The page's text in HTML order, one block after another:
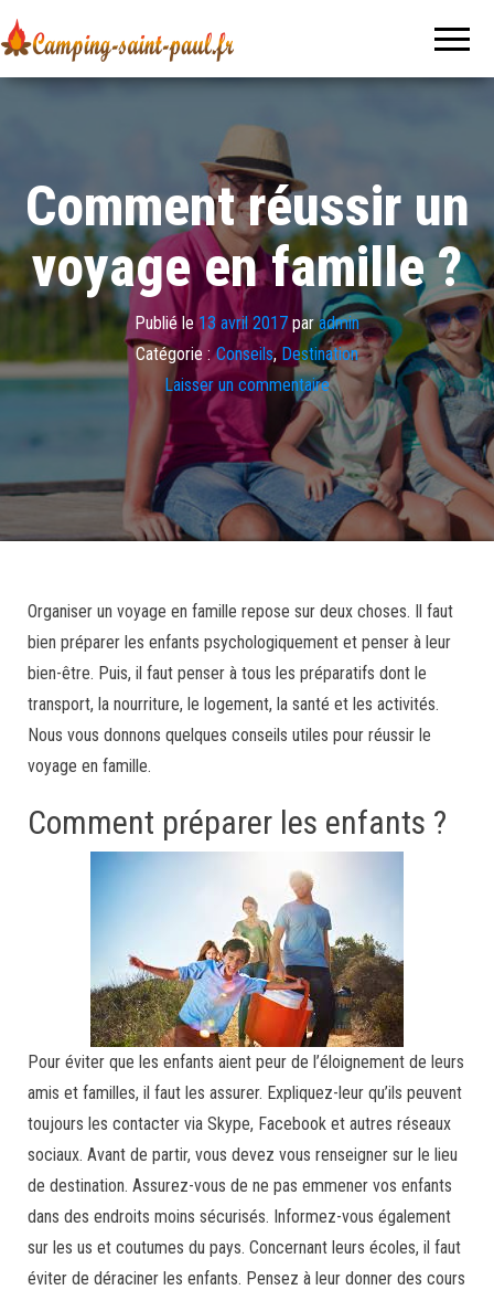
paul.fr
Comment réussir un
voyage en famille ?
Publié le 13 avril 2017 paradmin
Catégorie : Conseils, Destination
Laisser un commentaire
Organiser un voyage en famille repose sur deux choses. Il faut
bien préparer les enfants psychologiquement et penser à leur
bien-être. Puis, il faut penser à tous les préparatifs dont le
transport, la nourriture, le logement, la santé et les activités.
Nous vous donnons quelques conseils utiles pour réussir le
voyage en famille.
Comment préparer les enfants ?
Pour éviter que les enfants aient peur de l’éloignement de leurs
amis et familles, il faut les assurer. Expliquez-leur qu’ils peuvent
toujours les contacter via Skype, Facebook et autres réseaux
sociaux. Avant de partir, vous devez vous renseigner sur le lieu
de destination. Assurez-vous de ne pas emmener vos enfants
dans des endroits moins sécurisés. Informez-vous également
sur les us et coutumes du pays. Concernant leurs écoles, il faut
éviter de déraciner les enfants. Pensez à leur donner des cours